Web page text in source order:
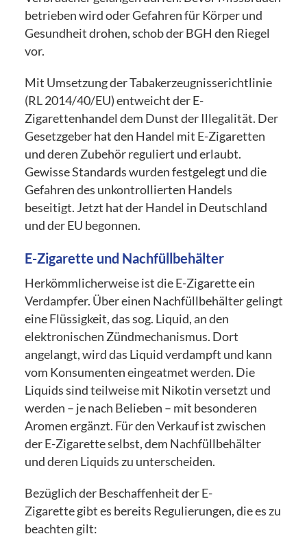
betrieben wird oder Gefahren für Körper und
Gesundheit drohen, schob der BGH den Riegel
vor.
Mit Umsetzung der Tabakerzeugnisserichtlinie
(RL 2014/40/EU) entweicht der E-
Zigarettenhandel dem Dunst der Illegalität. Der
Gesetzgeber hat den Handel mit E-Zigaretten
und deren Zubehör reguliert und erlaubt.
Gewisse Standards wurden festgelegt und die
Gefahren des unkontrollierten Handels
beseitigt. Jetzt hat der Handel in Deutschland
und der EU begonnen.
E-Zigarette und Nachfüllbehälter
Herkömmlicherweise ist die E-Zigarette ein
Verdampfer. Über einen Nachfüllbehälter gelingt
eine Flüssigkeit, das sog. Liquid, an den
elektronischen Zündmechanismus. Dort
angelangt, wird das Liquid verdampft und kann
vom Konsumenten eingeatmet werden. Die
Liquids sind teilweise mit Nikotin versetzt und
werden – je nach Belieben – mit besonderen
Aromen ergänzt. Für den Verkauf ist zwischen
der E-Zigarette selbst, dem Nachfüllbehälter
und deren Liquids zu unterscheiden.
Bezüglich der Beschaffenheit der E-
Zigarette gibt es bereits Regulierungen, die es zu
beachten gilt: